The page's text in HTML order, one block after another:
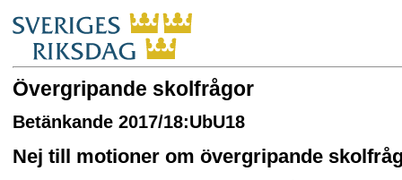
Övergripande skolfrågor
Betänkande 2017/18:UbU18
Nej till motioner om övergripande